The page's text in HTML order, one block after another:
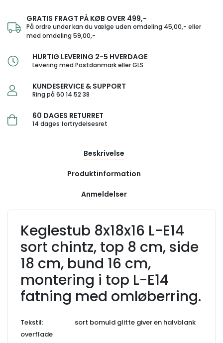
GRATIS FRAGT PÅ KØB OVER 499,-
På ordre under kan du vælge uden omdeling 45,00,- eller
med omdeling 59,00,-
HURTIG LEVERING 2-5 HVERDAGE
Levering med Postdanmark eller GLS
KUNDESERVICE & SUPPORT
Ring på 60 14 52 38
60 DAGES RETURRET
14 dages fortrydelsesret
Beskrivelse
Produktinformation
Anmeldelser
Keglestub 8x18x16 L-E14
sort chintz, top 8 cm, side
18 cm, bund 16 cm,
montering i top L-E14
fatning med omløberring.
Tekstil: sort bomuld glitte giver en halvblank
overflade